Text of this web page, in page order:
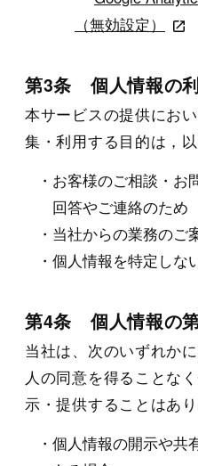
（無効設定）
第3条 個人情報の
本サービスの提供にお
集・利用する目的は，
お客様のご相談・お
回答やご連絡のため
当社からの業務のご
個人情報を特定しな
第4条 個人情報の
当社は、次のいずれか
人の同意を得ることな
示・提供することはあり
個人情報の開示や共